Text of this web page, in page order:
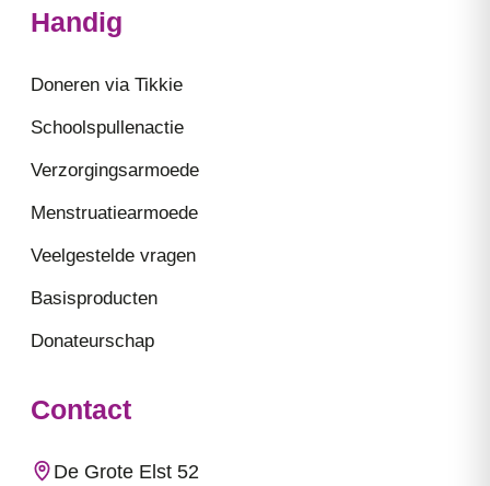
Handig
Doneren via Tikkie
Schoolspullenactie
Verzorgingsarmoede
Menstruatiearmoede
Veelgestelde vragen
Basisproducten
Donateurschap
Contact
De Grote Elst 52